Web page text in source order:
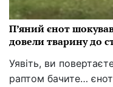
П’яний єнот
довели тварину до
Уявіть, ви
раптом бачите…